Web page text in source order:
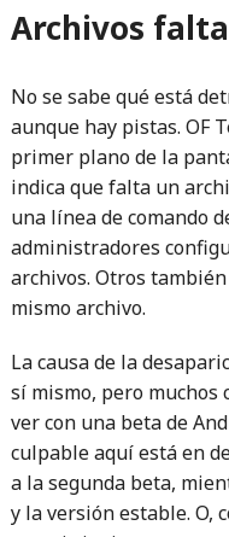
Archivos
No se sabe qué está
aunque hay pistas. OF
primer plano de la
indica que falta un
una línea de comando
administradores
archivos. Otros
mismo archivo.
La causa de la
sí mismo, pero muchos
ver con una beta de
culpable aquí está en
a la segunda beta,
y la versión estable. O,